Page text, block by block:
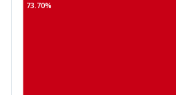
73.70%